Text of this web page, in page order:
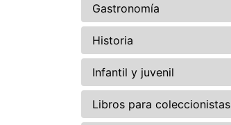
Gastronomía
Historia
Infantil y juvenil
Libros para coleccionistas